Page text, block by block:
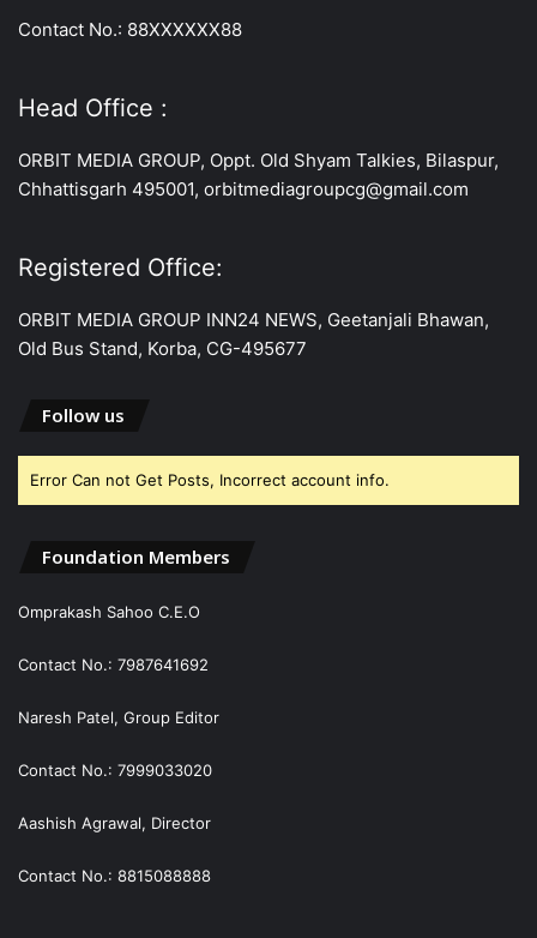
Contact No.: 88XXXXXX88
Head Office :
ORBIT MEDIA GROUP, Oppt. Old Shyam Talkies, Bilaspur,
Chhattisgarh 495001, orbitmediagroupcg@gmail.com
Registered Office:
ORBIT MEDIA GROUP INN24 NEWS, Geetanjali Bhawan,
Old Bus Stand, Korba, CG-495677
Follow us
Error Can not Get Posts, Incorrect account info.
Foundation Members
Omprakash Sahoo C.E.O
Contact No.: 7987641692
Naresh Patel, Group Editor
Contact No.: 7999033020
Aashish Agrawal, Director
Contact No.: 8815088888